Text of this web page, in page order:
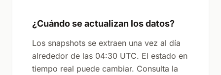
¿Cuándo se actualizan los datos?
Los snapshots se extraen una vez al día
alrededor de las 04:30 UTC. El estado en
tiempo real puede cambiar. Consulta la